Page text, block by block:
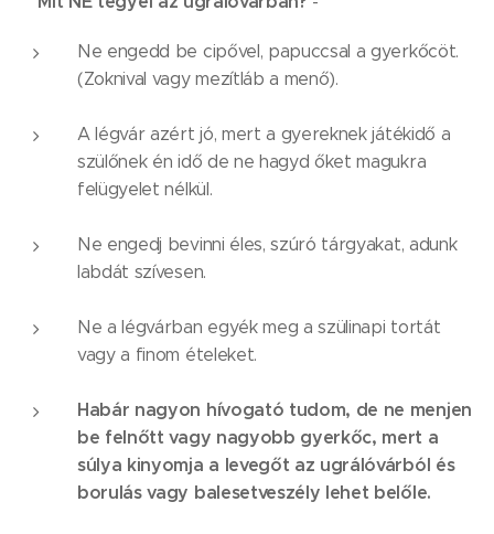
Ne engedd be cipővel, papuccsal a gyerkőcöt.
(Zoknival vagy mezítláb a menő).
A légvár azért jó, mert a gyereknek játékidő a
szülőnek én idő de ne hagyd őket magukra
felügyelet nélkül.
Ne engedj bevinni éles, szúró tárgyakat, adunk
labdát szívesen.
Ne a légvárban egyék meg a szülinapi tortát
vagy a finom ételeket.
Habár nagyon hívogató tudom, de ne menjen
be felnőtt vagy nagyobb gyerkőc, mert a
súlya kinyomja a levegőt az ugrálóvárból és
borulás vagy balesetveszély lehet belőle.